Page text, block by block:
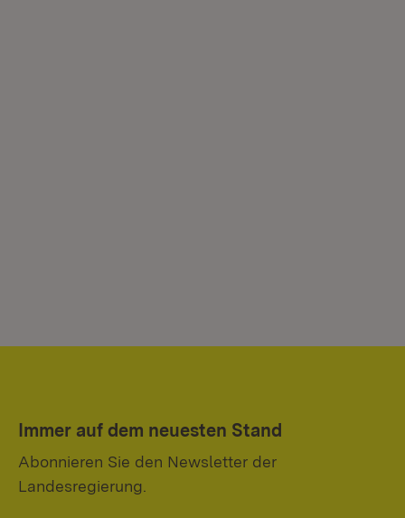
Immer auf dem neuesten Stand
Abonnieren Sie den Newsletter der
Landesregierung.